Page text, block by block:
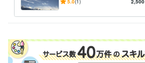
ング、光で包み浄化します
5.0(1) 2,500